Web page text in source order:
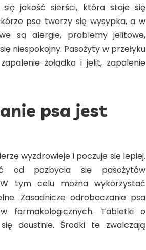
się jakość sierści, która staje się
psa tworzy się wysypka, a w
są alergie, problemy jelitowe,
niespokojny. Pasożyty w przełyku
żołądka i jelit, zapalenie
psa jest
wyzdrowieje i poczuje się lepiej.
od pozbycia się pasożytów
tym celu można wykorzystać
Zasadnicze odrobaczanie psa
farmakologicznych. Tabletki o
doustnie. Środki te zwalczają